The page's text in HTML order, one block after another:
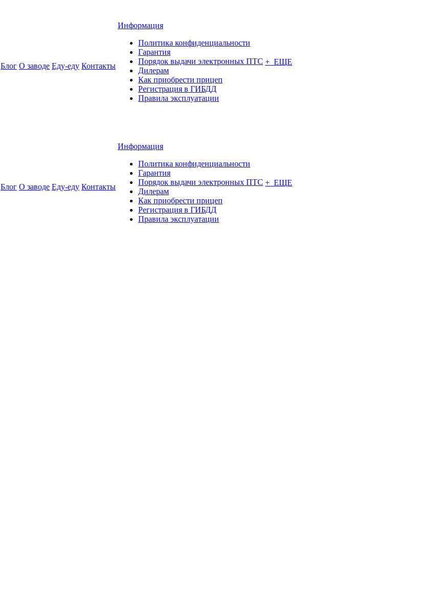
Блог О заводе Еду-еду Контакты
Информация
Политика конфиденциальности
Гарантия
Порядок выдачи электронных ПТС
Дилерам
Как приобрести прицеп
Регистрация в ГИБДД
Правила эксплуатации
+ ЕЩЕ
Блог О заводе Еду-еду Контакты
Информация
Политика конфиденциальности
Гарантия
Порядок выдачи электронных ПТС
Дилерам
Как приобрести прицеп
Регистрация в ГИБДД
Правила эксплуатации
+ ЕЩЕ